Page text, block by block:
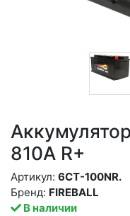
810A R+
В наличии
Бренд: FIREBALL
Артикул: 6СТ-100NR.